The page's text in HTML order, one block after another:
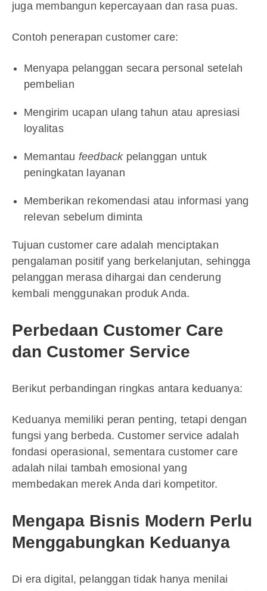
juga membangun kepercayaan dan rasa puas.
Contoh penerapan customer care:
Menyapa pelanggan secara personal setelah
pembelian
Mengirim ucapan ulang tahun atau apresiasi
loyalitas
Memantau feedbackpelanggan untuk
peningkatan layanan
Memberikan rekomendasi atau informasi yang
relevan sebelum diminta
Tujuan customer care adalah menciptakan
pengalaman positif yang berkelanjutan, sehingga
pelanggan merasa dihargai dan cenderung
kembali menggunakan produk Anda.
Perbedaan Customer Care
dan Customer Service
Berikut perbandingan ringkas antara keduanya:
Keduanya memiliki peran penting, tetapi dengan
fungsi yang berbeda. Customer service adalah
fondasi operasional, sementara customer care
adalah nilai tambah emosional yang
membedakan merek Anda dari kompetitor.
Mengapa Bisnis Modern Perlu
Menggabungkan Keduanya
Di era digital, pelanggan tidak hanya menilai